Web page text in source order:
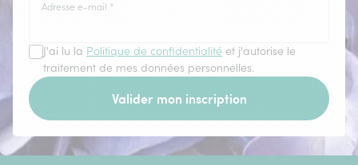
Adresse e-mail *
J'ai lu la Politique de confidentialité et j'autorise le
traitement de mes données personnelles.
Valider mon inscription